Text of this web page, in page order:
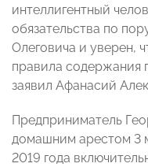
интеллигентный
обязательства по
Олеговича и уверен,
правила содержания
заявил Афанасий
Предприниматель
домашним арестом 3
2019 года